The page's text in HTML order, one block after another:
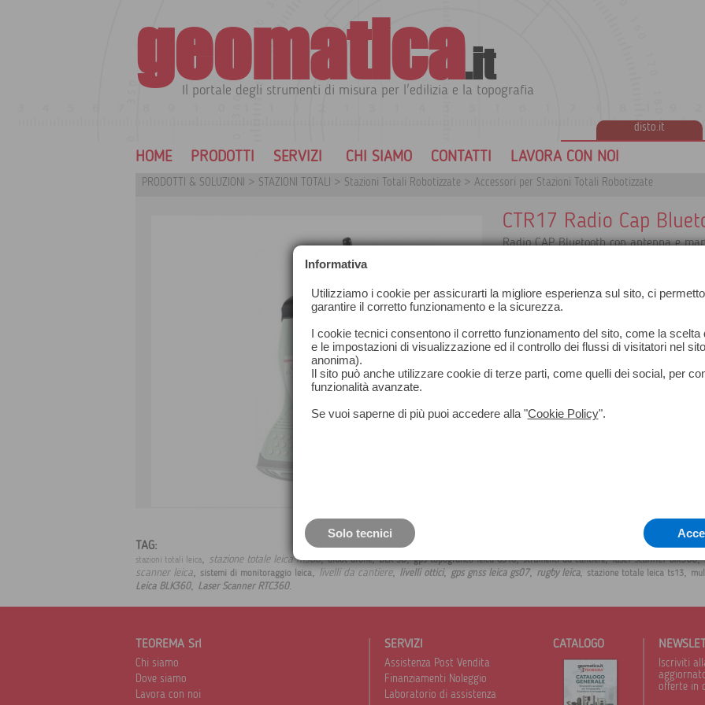
geomatica.it
Il portale degli strumenti di misura per l'edilizia e la topografia
disto.it
HOME PRODOTTI SERVIZI CHI SIAMO CONTATTI LAVORA CON NOI
PRODOTTI & SOLUZIONI > STAZIONI TOTALI > Stazioni Totali Robotizzate > Accessori per Stazioni Totali Robotizzate
CTR17 Radio Cap
Radio CAP Bluetooth con antenna e
TAG:
stazioni totali leica, stazione totale leica ms60,aibot drone,BLK 3D,gps topografico leica GS16,strumenti da cantiere,laser scanner blk360,
scanner leica, sistemi di monitoraggio leica, livelli da cantiere, livelli ottici, gps gnss leica gs07, rugby leica, stazione totale leica ts13,
Leica BLK360, Laser Scanner RTC360.
TEOREMA Srl
Chi siamo
Dove siamo
Lavora con noi
SERVIZI
Assistenza Post Vendita
Finanziamenti Noleggio
Laboratorio di assistenza
CATALOGO
Iscriviti
offerte in
Informativa
Utilizziamo i cookie per assicurarti la migliore esperienza sul sito, ci
garantire il corretto funzionamento e la sicurezza.
I cookie tecnici consentono il corretto funzionamento del sito, come la scelta
e le impostazioni di visualizzazione ed il controllo dei flussi di visitatori nel
anonima).
Il sito può anche utilizzare cookie di terze parti, come quelli dei social, per
funzionalità avanzate.
Se vuoi saperne di più puoi accedere alla "Cookie Policy".
Solo tecnici